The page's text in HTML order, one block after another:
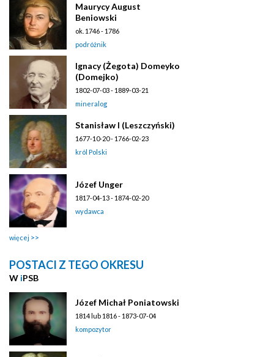
Maurycy August
Beniowski
ok. 1746 - 1786
podróżnik
Ignacy (Żegota) Domeyko
(Domejko)
1802-07-03 - 1889-03-21
mineralog
Stanisław I (Leszczyński)
1677-10-20 - 1766-02-23
król Polski
Józef Unger
1817-04-13 - 1874-02-20
wydawca
więcej
POSTACI Z TEGO OKRESU
W iPSB
Józef Michał Poniatowski
1814 lub 1816 - 1873-07-04
kompozytor